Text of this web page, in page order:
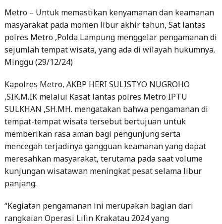
Metro – Untuk memastikan kenyamanan dan keamanan
masyarakat pada momen libur akhir tahun, Sat lantas
polres Metro ,Polda Lampung menggelar pengamanan di
sejumlah tempat wisata, yang ada di wilayah hukumnya.
Minggu (29/12/24)
Kapolres Metro, AKBP HERI SULISTYO NUGROHO
,SIK.M.IK melalui Kasat lantas polres Metro IPTU
SULKHAN ,SH.MH. mengatakan bahwa pengamanan di
tempat-tempat wisata tersebut bertujuan untuk
memberikan rasa aman bagi pengunjung serta
mencegah terjadinya gangguan keamanan yang dapat
meresahkan masyarakat, terutama pada saat volume
kunjungan wisatawan meningkat pesat selama libur
panjang.
“Kegiatan pengamanan ini merupakan bagian dari
rangkaian Operasi Lilin Krakatau 2024 yang